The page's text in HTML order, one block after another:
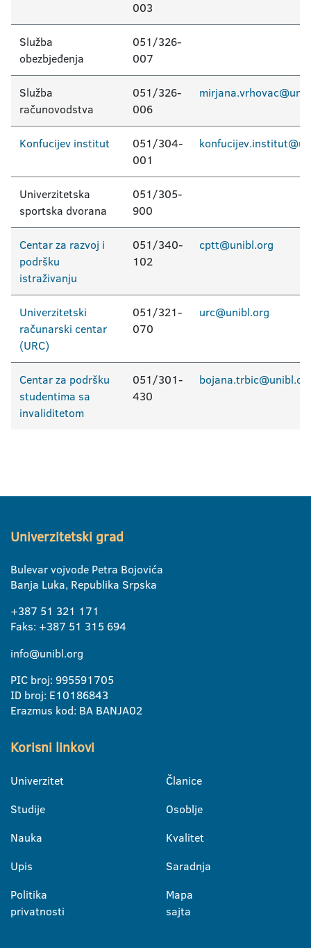
003
Služba
obezbjeđenja
051/326-
007
Služba
računovodstva
051/326-
006
Konfucijev institut
051/304-
001
Univerzitetska
sportska dvorana
051/305-
900
Centar za razvoj i
podršku
istraživanju
051/340-
102
cptt@unibl.org
Univerzitetski
računarski centar
(URC)
051/321-
070
urc@unibl.org
Centar za podršku
studentima sa
invaliditetom
051/301-
430
Univerzitetski grad
Bulevar vojvode Petra Bojovića
Banja Luka, Republika Srpska
+387 51 321 171
Faks: +387 51 315 694
info@unibl.org
PIC broj: 995591705
ID broj: E10186843
Erazmus kod: BA BANJA02
Korisni linkovi
Univerzitet
Studije
Nauka
Upis
Politika
privatnosti
Članice
Osoblje
Kvalitet
Saradnja
Mapa
sajta